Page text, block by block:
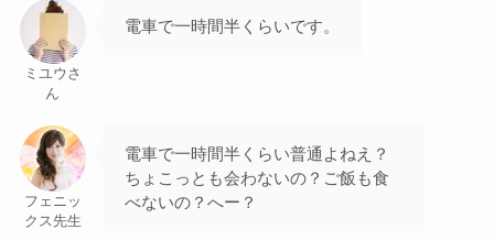
ミユウさ
ん
電車で一時間半くらいです。
フェニッ
クス先生
電車で一時間半くらい普通よねえ？
ちょこっとも会わないの？ご飯も食
べないの？へー？